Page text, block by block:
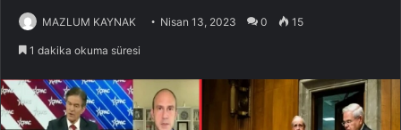
MAZLUM KAYNAK Nisan 13, 2023 0 15
1 dakika okuma süresi